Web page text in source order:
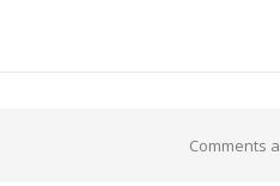
Comments